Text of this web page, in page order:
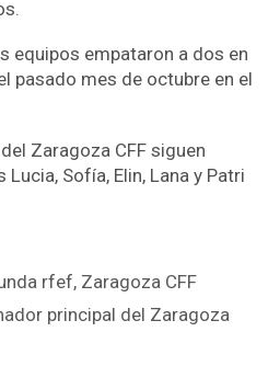
equipos empataron a dos en
pasado mes de octubre en el
Zaragoza CFF siguen
Sofía, Elin, Lana y Patri
rfef, Zaragoza CFF
principal del Zaragoza